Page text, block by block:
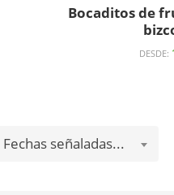
Bocaditos de
DESDE:
Fechas señaladas...